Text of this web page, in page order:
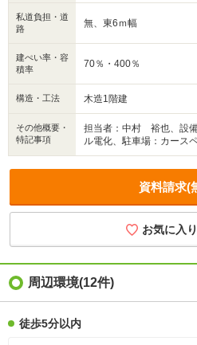
私道負担・道
路
無、東6ｍ幅
建ぺい率・容
積率
70％・400％
構造・工法 木造1階建
その他概要・
特記事項
担当者：中村 裕也、設
ル電化、駐車場：カース
資料請求(
お気に入
周辺環境(12件)
徒歩5分以内